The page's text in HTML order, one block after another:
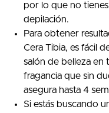
por lo que no
depilación.
Para obtener
Cera Tibia, es fácil
salón de belleza en
fragancia que sin
asegura hasta 4
Si estás buscando